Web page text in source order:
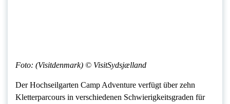
Foto: (Visitdenmark) © VisitSydsjælland
Der Hochseilgarten Camp Adventure verfügt über zehn
Kletterparcours in verschiedenen Schwierigkeitsgraden für